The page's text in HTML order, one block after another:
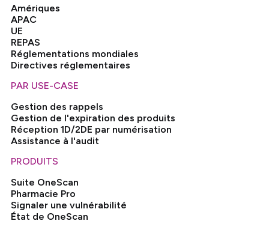
Amériques
APAC
UE
REPAS
Réglementations mondiales
Directives réglementaires
PAR USE-CASE
Gestion des rappels
Gestion de l'expiration des produits
Réception 1D/2DE par numérisation
Assistance à l'audit
PRODUITS
Suite OneScan
Pharmacie Pro
Signaler une vulnérabilité
État de OneScan